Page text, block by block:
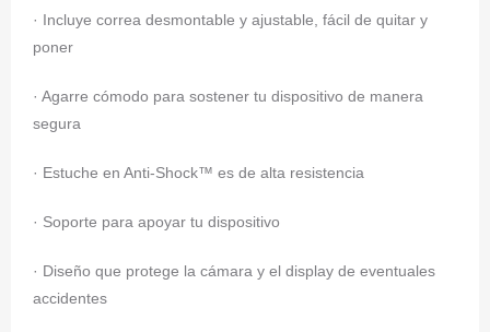
· Incluye correa desmontable y ajustable, fácil de quitar y
poner
· Agarre cómodo para sostener tu dispositivo de manera
segura
· Estuche en Anti-Shock™ es de alta resistencia
· Soporte para apoyar tu dispositivo
· Diseño que protege la cámara y el display de eventuales
accidentes